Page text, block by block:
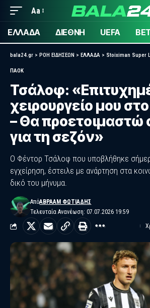
Aa
ΕΛΛΑΔΑ ΔΙΕΘΝΗ UEFA
bala24.gr > ΡΟΗ ΕΙΔΗΣΕΩΝ > ΕΛΛΑΔΑ > Stoiximan Super
ΠΑΟΚ
Τσάλοφ:
χειρουργείο μου
– Θα προετοιμαστώ
για τη σεζόν»
Ο Φέντορ Τσάλοφ που υποβλήθηκε
εγχείρηση, έστειλε με ανάρτηση στα
δικό του μήνυμα.
Τελευταία Ανανέωση: 07.07.2026 19:59
ΑπόΑΒΡΑΆΜ ΦΩΤΙΆΔΗΣ